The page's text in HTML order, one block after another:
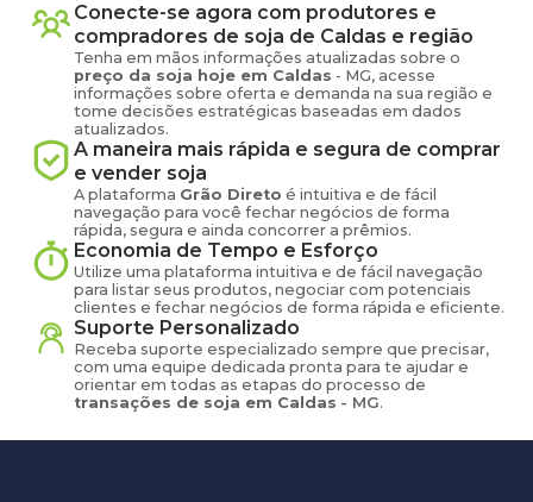
Conecte-se agora com produtores e
compradores de soja de Caldas e região
Tenha em mãos informações atualizadas sobre o
preço da soja hoje em Caldas - MG, acesse
informações sobre oferta e demanda na sua região e
tome decisões estratégicas baseadas em dados
atualizados.
A maneira mais rápida e segura de comprar
e vender soja
A plataforma Grão Direto é intuitiva e de fácil
navegação para você fechar negócios de forma
rápida, segura e ainda concorrer a prêmios.
Economia de Tempo e Esforço
Utilize uma plataforma intuitiva e de fácil navegação
para listar seus produtos, negociar com potenciais
clientes e fechar negócios de forma rápida e eficiente.
Suporte Personalizado
Receba suporte especializado sempre que precisar,
com uma equipe dedicada pronta para te ajudar e
orientar em todas as etapas do processo de
transações de soja em Caldas - MG.